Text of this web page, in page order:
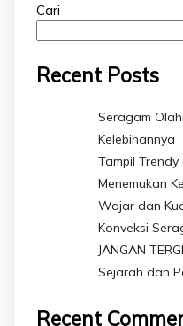
Cari
Recent Posts
Seragam
Kelebihannya
Tampil
Menemukan
Wajar dan
Konveksi
JANGAN
Sejarah dan
Recent